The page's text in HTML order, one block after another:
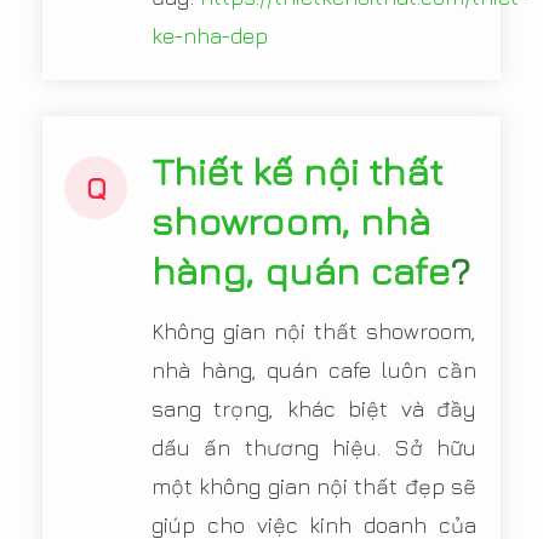
ke-nha-dep
Q
Thiết kế nội thất
showroom, nhà
hàng, quán cafe?
Không gian nội thất showroom,
nhà hàng, quán cafe luôn cần
sang trọng, khác biệt và đầy
dấu ấn thương hiệu. Sở hữu
một không gian nội thất đẹp sẽ
giúp cho việc kinh doanh của